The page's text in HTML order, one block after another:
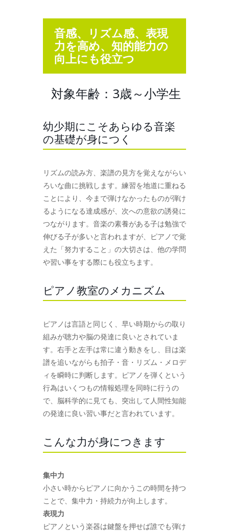
音感、リズム感、表現
力を高め、知的能力の
向上にも役立つ
対象年齢：3歳～小学生
幼少期にこそあらゆる音楽
の基礎が身につく
リズムの読み方、楽譜の見方を覚えながらい
ろいな曲に挑戦します。練習を地道に重ねる
ことにより、今まで弾けなかったものが弾け
るようになる達成感が、次への意欲の誘発に
つながります。音楽の素養がある子は勉強で
伸びる子が多いと言われますが、ピアノで覚
えた「努力すること」の大切さは、他の学問
や習い事をする際にも役立ちます。
ピアノ教室のメカニズム
ピアノは言語と同じく、早い時期からの取り
組みが聴力や脳の発達に良いとされていま
す。右手と左手は常に違う動きをし、目は楽
譜を追いながらも拍子・音・リズム・メロデ
ィを瞬時に判断します。ピアノを弾くという
行為はいくつもの情報処理を同時に行うの
で、脳科学的に見ても、突出して人間性知能
の発達に良い習い事だと言われています。
こんな力が身につきます
集中力
小さい時からピアノに向かうこの時間を持つ
ことで、集中力・持続力が向上します。
表現力
ピアノという楽器は鍵盤を押せば誰でも弾け